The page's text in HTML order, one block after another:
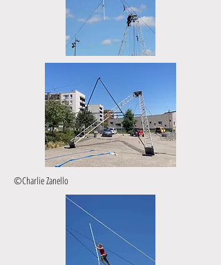
©Charlie Zanello